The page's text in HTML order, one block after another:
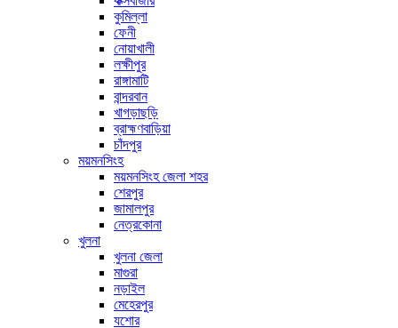
কুমিল্লা
ফেনী
নোয়াখালী
লক্ষীপুর
রাঙ্গামাটি
বান্দরবান
খাগড়াছড়ি
ব্রাহ্মণবাড়িয়া
চাঁদপুর
ময়মনসিংহ
ময়মনসিংহ জেলা শহর
শেরপুর
জামালপুর
নেত্রকোনা
খুলনা
খুলনা জেলা
মাগুরা
নড়াইল
মেহেরপুর
যশোর